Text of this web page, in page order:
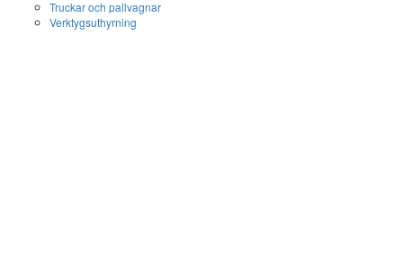
Truckar och pallvagnar
Verktygsuthyrning